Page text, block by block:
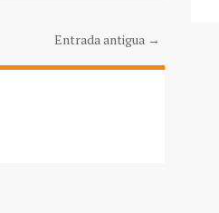
Entrada antigua →